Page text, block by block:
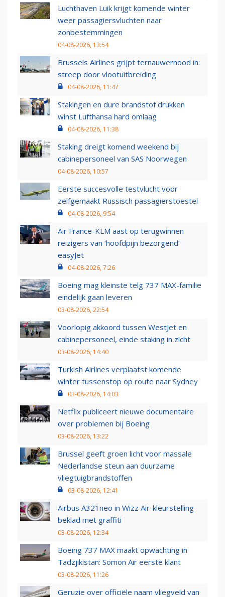
Luchthaven Luik krijgt komende winter
weer passagiersvluchten naar
zonbestemmingen
04-08-2026, 13:54
Brussels Airlines grijpt ternauwernood in:
streep door vlootuitbreiding
04-08-2026, 11:47
Stakingen en dure brandstof drukken
winst Lufthansa hard omlaag
04-08-2026, 11:38
Staking dreigt komend weekend bij
cabinepersoneel van SAS Noorwegen
04-08-2026, 10:57
Eerste succesvolle testvlucht voor
zelfgemaakt Russisch passagierstoestel
04-08-2026, 9:54
Air France-KLM aast op terugwinnen
reizigers van ‘hoofdpijn bezorgend’
easyJet
04-08-2026, 7:26
Boeing mag kleinste telg 737 MAX-familie
eindelijk gaan leveren
03-08-2026, 22:54
Voorlopig akkoord tussen WestJet en
cabinepersoneel, einde staking in zicht
03-08-2026, 14:40
Turkish Airlines verplaatst komende
winter tussenstop op route naar Sydney
03-08-2026, 14:03
Netflix publiceert nieuwe documentaire
over problemen bij Boeing
03-08-2026, 13:22
Brussel geeft groen licht voor massale
Nederlandse steun aan duurzame
vliegtuigbrandstoffen
03-08-2026, 12:41
Airbus A321neo in Wizz Air-kleurstelling
beklad met graffiti
03-08-2026, 12:34
Boeing 737 MAX maakt opwachting in
Tadzjikistan: Somon Air eerste klant
03-08-2026, 11:26
Geruzie over officiële naam vliegveld van